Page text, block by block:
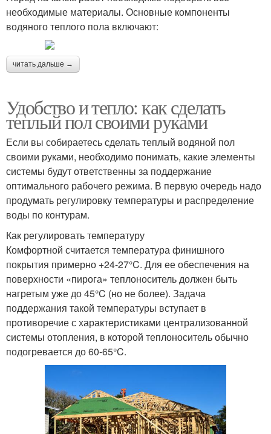
необходимые материалы. Основные компоненты
водяного теплого пола включают:
читать дальше →
Удобство и тепло: как сделать
теплый пол своими руками
Если вы собираетесь сделать теплый водяной пол
своими руками, необходимо понимать, какие элементы
системы будут ответственны за поддержание
оптимального рабочего режима. В первую очередь надо
продумать регулировку температуры и распределение
воды по контурам.
Как регулировать температуру
Комфортной считается температура финишного
покрытия примерно +24-27°C. Для ее обеспечения на
поверхности «пирога» теплоноситель должен быть
нагретым уже до 45°C (но не более). Задача
поддержания такой температуры вступает в
противоречие с характеристиками централизованной
системы отопления, в которой теплоноситель обычно
подогревается до 60-65°C.